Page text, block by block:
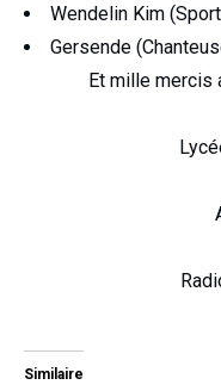
Wendelin Kim
Gersende
Et mille mercis
Similaire